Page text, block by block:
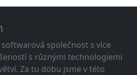
softwarová společnost s více
s různými technologiemi
Za tu dobu jsme v této